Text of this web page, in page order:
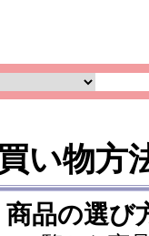
い物方
商品の選び